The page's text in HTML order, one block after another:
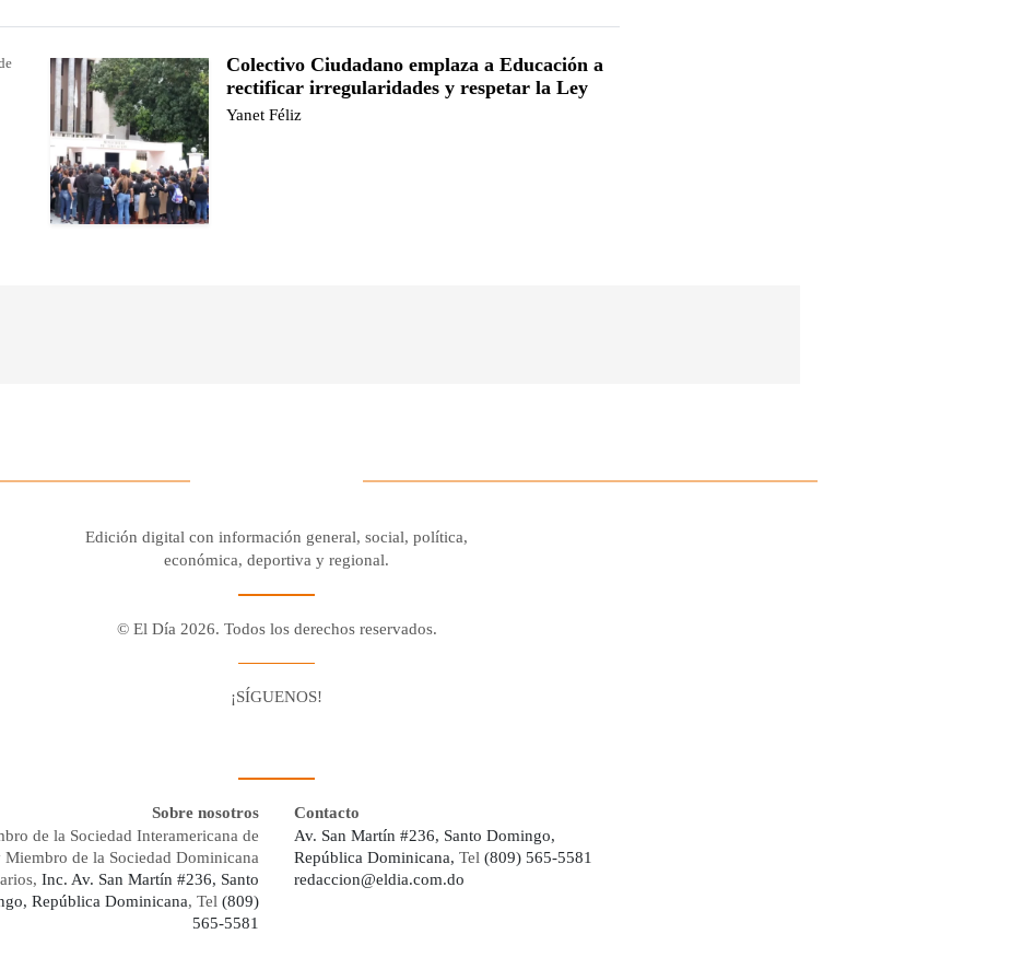
Colectivo Ciudadano emplaza a Educación a
rectificar irregularidades y respetar la Ley
Yanet Féliz
Edición digital con información general, social, política,
económica, deportiva y regional.
© El Día 2026. Todos los derechos reservados.
¡SÍGUENOS!
Sobre nosotros
de la Sociedad Interamericana de
Miembro de la Sociedad Dominicana
Inc. Av. San Martín #236, Santo
República Dominicana, Tel (809)
565-5581
Contacto
Av. San Martín #236, Santo Domingo,
República Dominicana, Tel (809) 565-5581
redaccion@eldia.com.do